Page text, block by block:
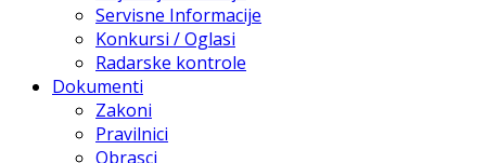
Servisne Informacije
Konkursi / Oglasi
Radarske kontrole
Dokumenti
Zakoni
Pravilnici
Obrasci